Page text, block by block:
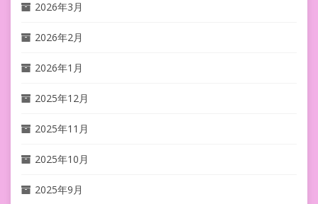
2026年3月
2026年2月
2026年1月
2025年12月
2025年11月
2025年10月
2025年9月